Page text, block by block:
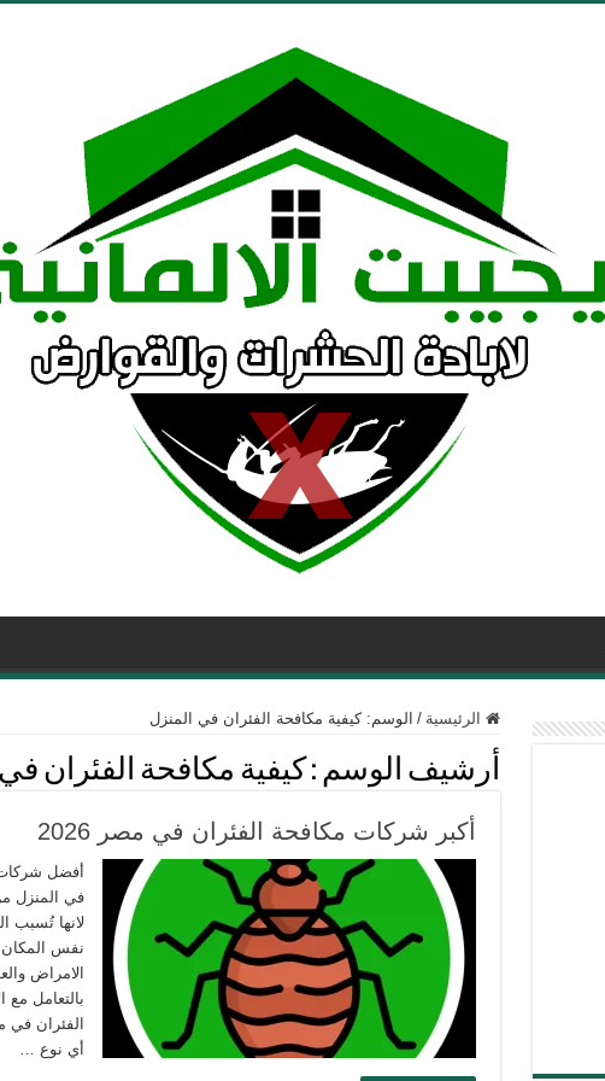
الرئيسية / الوسم:كيفية مكافحة الفئران في المنزل
أرشيف الوسم : كيفية مكافحة الفئران
أكبر شركات مكافحة الفئران في مصر 2026
أفضل
في المنزل
لانها تُسبب
نفس المكان
الامراض
بالتعامل مع
الفئران في
أي نوع …